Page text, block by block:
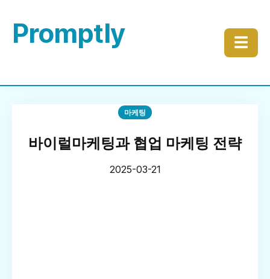
Promptly ☰
마케팅
바이럴마케팅과 협업 마케팅 전략
2025-03-21